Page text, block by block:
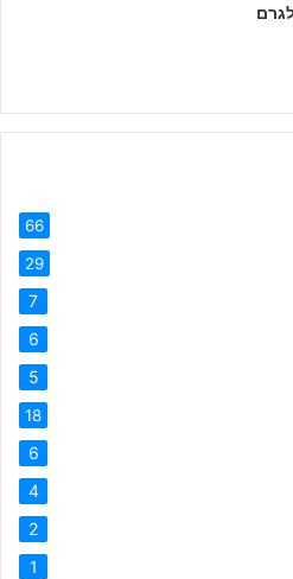
66
29
7
6
5
18
6
4
2
1